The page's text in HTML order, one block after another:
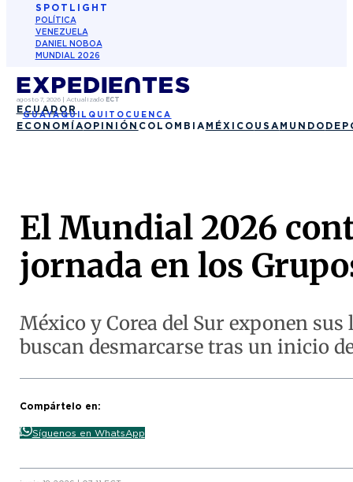
SPOTLIGHT
POLÍTICA
VENEZUELA
DANIEL NOBOA
MUNDIAL 2026
agosto 7, 2026| Actualizado ECT
ECUADOR
GUAYAQUIL QUITO CUENCA
ECONOMÍAOPINIÓN COLOMBIA MÉXICO USA MUNDO
El Mundial 2026
jornada en los
México y Corea del Sur exponen
buscan desmarcarse tras un inicio
Compártelo en:
Síguenos en WhatsApp